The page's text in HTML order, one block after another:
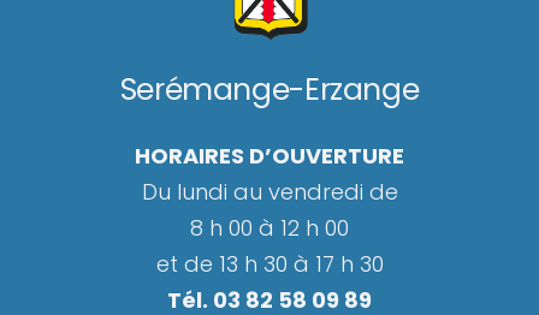
Serémange-Erzange
HORAIRES D’OUVERTURE
Du lundi au vendredi de
8 h 00 à 12 h 00
et de 13 h 30 à 17 h 30
Tél. 03 82 58 09 89